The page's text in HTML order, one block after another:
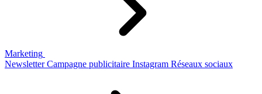
Marketing
Newsletter Campagne publicitaire Instagram Réseaux sociaux